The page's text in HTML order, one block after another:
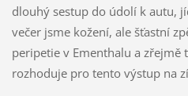
dlouhý sestup do údolí k autu,
večer jsme kožení, ale šťastní
peripetie v Ementhalu a zřejmě
rozhoduje pro tento výstup na